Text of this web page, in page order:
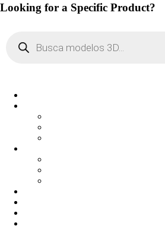
Looking for a Specific Product?
productos